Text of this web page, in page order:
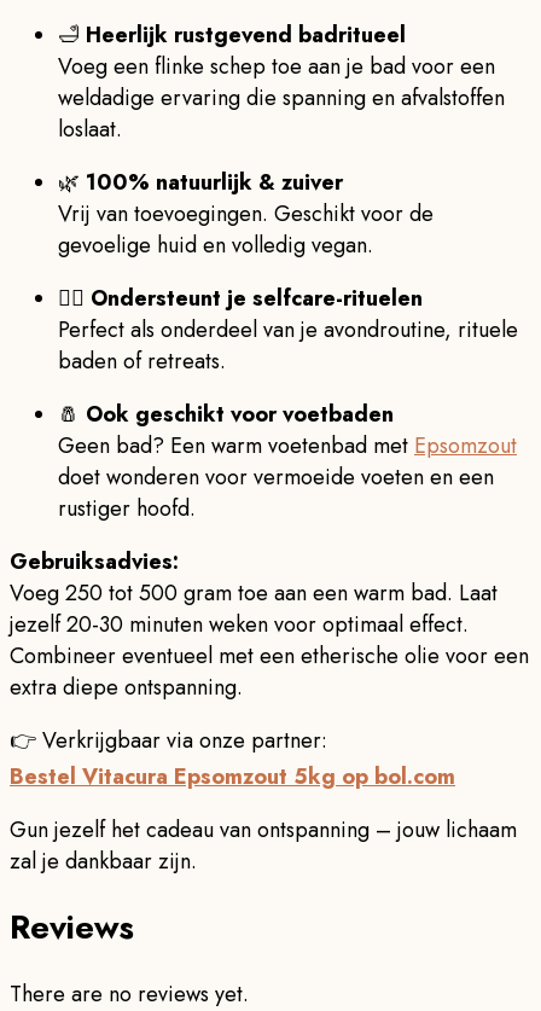
🛁 Heerlijk rustgevend badritueel
Voeg een flinke schep toe aan je bad voor een
weldadige ervaring die spanning en afvalstoffen
loslaat.
🌿 100% natuurlijk & zuiver
Vrij van toevoegingen. Geschikt voor de
gevoelige huid en volledig vegan.
🧘‍♂️ Ondersteunt je selfcare-rituelen
Perfect als onderdeel van je avondroutine, rituele
baden of retreats.
🧂 Ook geschikt voor voetbaden
Geen bad? Een warm voetenbad met Epsomzout
doet wonderen voor vermoeide voeten en een
rustiger hoofd.
Gebruiksadvies:
Voeg 250 tot 500 gram toe aan een warm bad. Laat
jezelf 20-30 minuten weken voor optimaal effect.
Combineer eventueel met een etherische olie voor een
extra diepe ontspanning.
👉 Verkrijgbaar via onze partner:
Bestel Vitacura Epsomzout 5kg op bol.com
Gun jezelf het cadeau van ontspanning – jouw lichaam
zal je dankbaar zijn.
Reviews
There are no reviews yet.